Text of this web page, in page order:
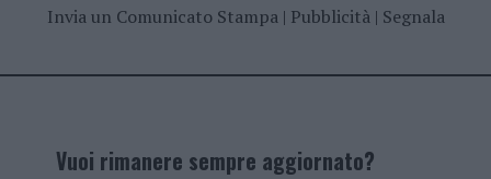
Invia un Comunicato Stampa| Pubblicità| Segnala
Vuoi rimanere sempre aggiornato?